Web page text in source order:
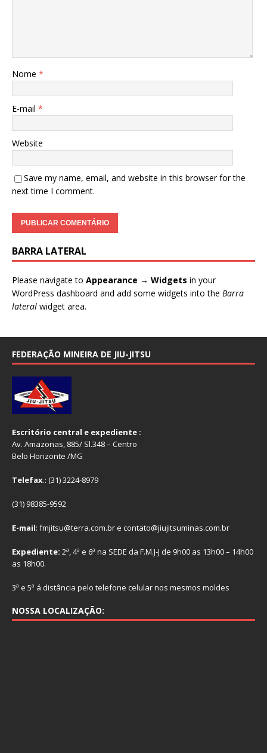
Nome *
E-mail *
Website
Save my name, email, and website in this browser for the
next time I comment.
BARRA LATERAL
Please navigate to Appearance → Widgets in your
WordPress dashboard and add some widgets into the Barra
lateral widget area.
FEDERAÇÃO MINEIRA DE JIU-JITSU
Escritório central e expediente :
Av. Amazonas, 885/ Sl.348 – Centro
Belo Horizonte /MG
Telefax.: (31) 3224-8979
(31) 98385-9592
E-mail: fmjitsu@terra.com.br e contato@jiujitsuminas.com.br
Expediente: 2ª, 4ª e 6ª na SEDE da F.M.J-J de 9h00 as 13h00 – 14h00
as 18h00.
3ª e 5ª á distância pelo telefone celular nos mesmos moldes
NOSSA LOCALIZAÇÃO: